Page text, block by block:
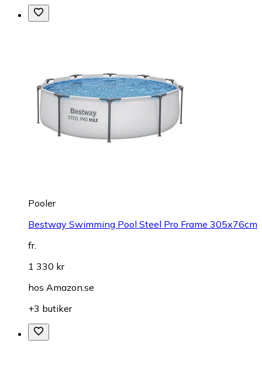
Pooler
Bestway Swimming Pool Steel Pro Frame 305x76cm
fr.
1 330 kr
hos Amazon.se
+3 butiker